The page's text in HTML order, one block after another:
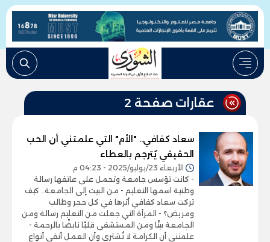
عقارات صفحة 2
سعاد كفافي.. "الأم" التي علمتني أن الحب
الحقيقي يُترجم بالعطاء
الأربعاء 23/يوليو/2025 - 04:23 م
- كانت تؤسس جامعة وتحمل على عاتقها رسالة
وطنية اسمها التعليم - من البيت إلى الجامعة.. كيف
تركت سعاد كفافي أثرها في كل حجر وطالب
ومريض؟ - المرأة التي جعلت من التعليم رسالة ومن
الجامعة بيتًا ومن المستشفى قلبًا نابضًا بالرحمة -
علمتني أن الكرامة لا تُشترى وأن العمل أنقى أنواع